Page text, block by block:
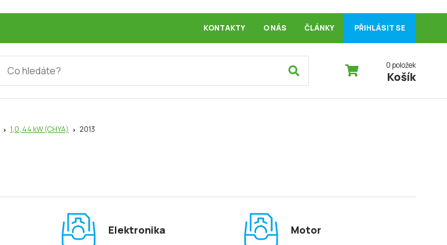
KONTAKTY O NÁS ČLÁNKY PŘIHLÁSIT SE
0 položek
Košík
1,0, 44 kW (CHYA) 2013
Elektronika Motor